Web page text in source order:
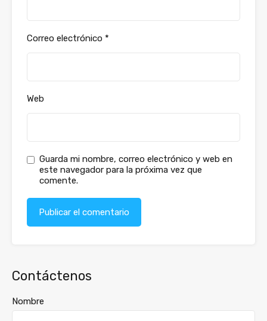
Correo electrónico *
Web
Guarda mi nombre, correo electrónico y web en
este navegador para la próxima vez que
comente.
Contáctenos
Nombre